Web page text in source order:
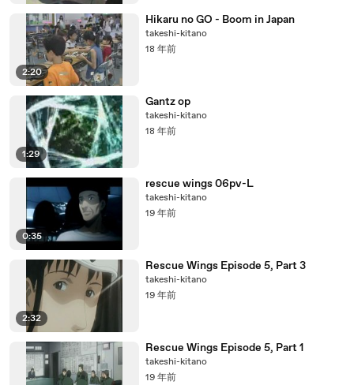
2:20
Hikaru no GO - Boom in Japan
takeshi-kitano
18 年前
1:29
Gantz op
takeshi-kitano
18 年前
0:35
rescue wings 06pv-L
takeshi-kitano
19 年前
2:32
Rescue Wings Episode 5, Part 3
takeshi-kitano
19 年前
Rescue Wings Episode 5, Part 1
takeshi-kitano
19 年前